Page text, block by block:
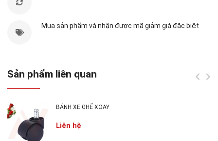
năng chống ăn mòn vượt trội với độ dài cao
dày càng thép 3mm.
Tải trọng cho phép:
Màu sắc: xám bóng
Set: 1 đến 10.000 bánh
Mua sản phẩm và nhận được mã giảm giá đặc biệt
Sản phẩm liên quan
BÁNH XE GHẾ XOAY
Liên hệ